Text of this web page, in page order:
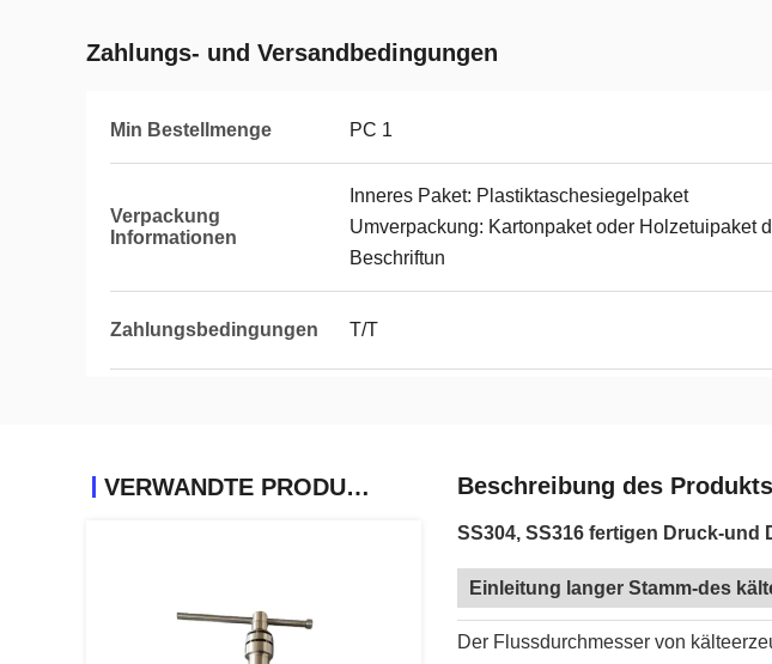
Zahlungs- und Versandbedingungen
Min Bestellmenge PC 1
Verpackung
Informationen
Inneres Paket: Plastiktaschesiegelpaket
Umverpackung: Kartonpaket oder Holzetuipaket
Beschriftun
Zahlungsbedingungen T/T
VERWANDTE PRODUKTE Beschreibung des Produkts
SS304, SS316 fertigen Druck-
Einleitung langer Stamm-des
Der Flussdurchmesser von